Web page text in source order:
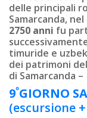
delle principali
Samarcanda,
2750 anni fu
timuride e
dei patrimoni
di Samarcanda –
9ºGIORNO
(escursione